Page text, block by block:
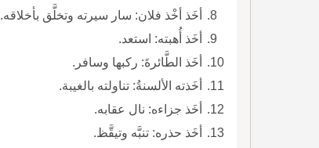
أخَذ أخْذ فلان: سار سيرته وتخلَّق بأخلاقه.
أخَذ أُهبته: استعد.
أخَذ الطَّائرةَ: ركبها وسافر.
أخَذته الألسنةُ: تناولته بالغيبة.
أخَذ جزاءه: نال عقابه.
أخَذ حذره: تنبَّه وتيقَّظ.